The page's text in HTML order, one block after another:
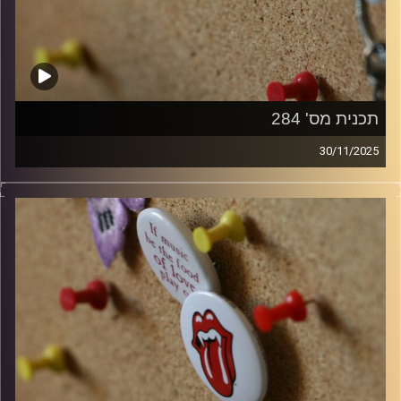
תכנית מס' 284
30/11/2025
קלאסיקות רוק עם אורן הוף
włodi